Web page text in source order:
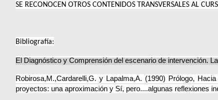
SE RECONOCEN OTROS CONTENIDOS TRANSVERSALES AL
Bibliografía:
El Diagnóstico y Comprensión del escenario de intervención.
Robirosa,M.,Cardarelli,G. y Lapalma,A. (1990) Prólogo,
proyectos: una aproximación y Sí, pero....algunas reflexiones